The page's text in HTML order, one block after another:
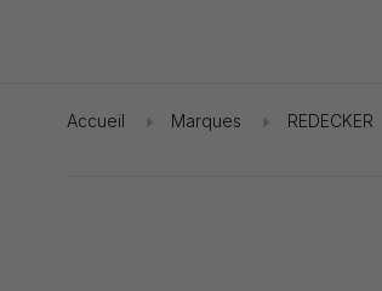
Accueil Marques REDECKER